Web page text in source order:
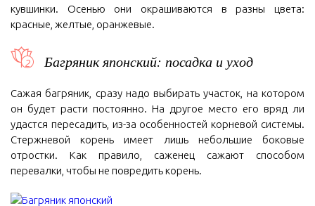
кувшинки. Осенью они окрашиваются в разны цвета:
красные, желтые, оранжевые.
Багряник японский: посадка и уход
Сажая багряник, сразу надо выбирать участок, на котором
он будет расти постоянно. На другое место его вряд ли
удастся пересадить, из-за особенностей корневой системы.
Стержневой корень имеет лишь небольшие боковые
отростки. Как правило, саженец сажают способом
перевалки, чтобы не повредить корень.